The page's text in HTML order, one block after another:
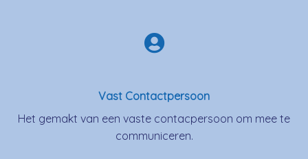
Vast Contactpersoon
Het gemakt van een vaste contacpersoon om mee te
communiceren.